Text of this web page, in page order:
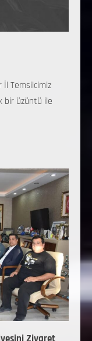
Temsilcimiz
bir üzüntü ile